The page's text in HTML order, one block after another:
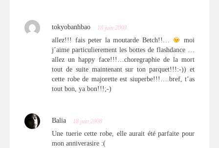
tokyobanhbao 18 juin 2008
allez!!! fais peter la moutarde Betch!!…
moi
j’aime particulierement les bottes de flashdance …
allez un happy face!!!…choregraphie de la mort
tout de suite maintenant sur ton parquet!!!:-)) et
cette robe de majorette est siuperbe!!!….bref, t’as
tout bon, ya bon!!!;-)
Balia 18 juin 2008
Une tuerie cette robe, elle aurait été parfaite pour
mon anniverasire :(